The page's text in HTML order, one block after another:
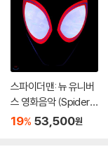
스파이더맨: 뉴 유니버
스 영화음악 (Spider-
Man: Into The Spide
19% 53,500원